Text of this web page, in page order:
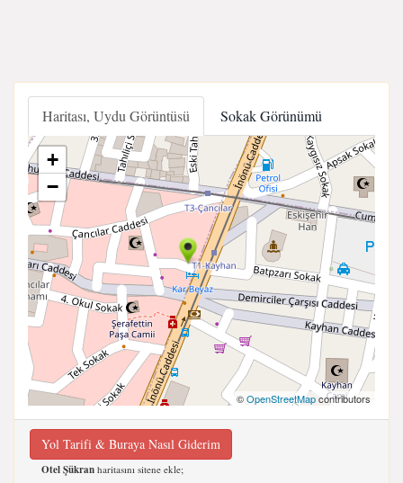
Haritası, Uydu Görüntüsü Sokak Görünümü
+
−
©OpenStreetMapcontributors
Yol Tarifi & Buraya Nasıl Giderim
Otel Şükran haritasını sitene ekle;